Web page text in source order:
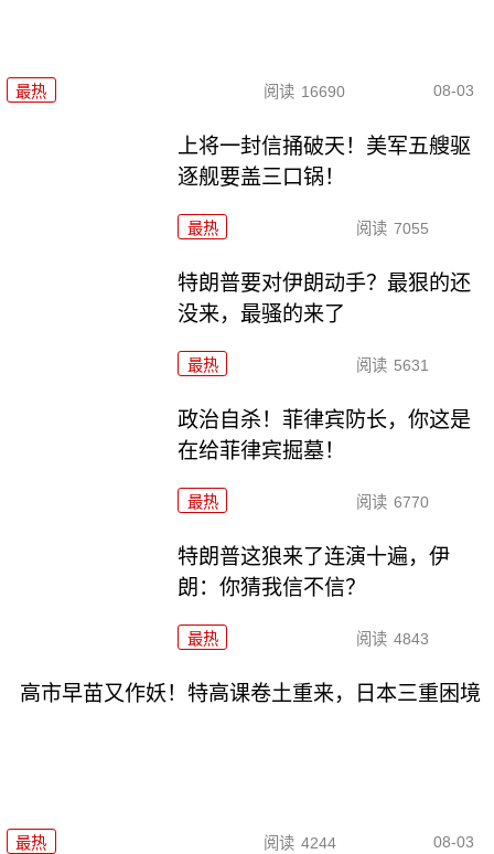
最热 阅读 16690 08-03
上将一封信捅破天！美军五艘驱
逐舰要盖三口锅！
最热 阅读 7055
特朗普要对伊朗动手？最狠的还
没来，最骚的来了
最热 阅读 5631
政治自杀！菲律宾防长，你这是
在给菲律宾掘墓！
最热 阅读 6770
特朗普这狼来了连演十遍，伊
朗：你猜我信不信？
最热 阅读 4843
高市早苗又作妖！特高课卷土重来，日本三重困境
最热 阅读 4244 08-03